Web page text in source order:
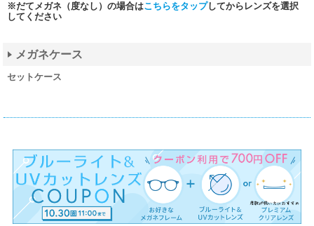
※だてメガネ（度なし）の場合はこちらをタップしてからレンズを選択
してください
メガネケース
セットケース